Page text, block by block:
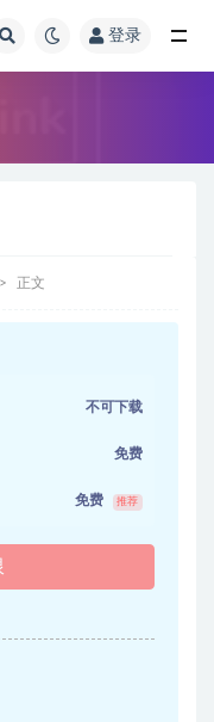
登录
正文
不可下载
免费
免费 推荐